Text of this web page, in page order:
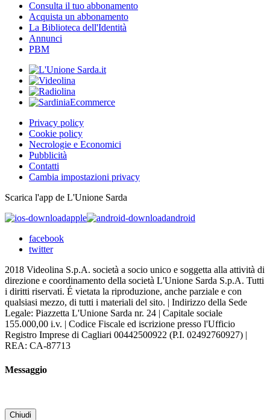
Consulta il tuo abbonamento
Acquista un abbonamento
La Biblioteca dell'Identità
Annunci
PBM
Privacy policy
Cookie policy
Necrologie e Economici
Pubblicità
Contatti
Cambia impostazioni privacy
Scarica l'app de L'Unione Sarda
apple
android
facebook
twitter
2018 Videolina S.p.A. società a socio unico e soggetta alla attività di
direzione e coordinamento della società L'Unione Sarda S.p.A. Tutti
i diritti riservati. É vietata la riproduzione, anche parziale e con
qualsiasi mezzo, di tutti i materiali del sito. | Indirizzo della Sede
Legale: Piazzetta L'Unione Sarda nr. 24 | Capitale sociale
155.000,00 i.v. | Codice Fiscale ed iscrizione presso l'Ufficio
Registro Imprese di Cagliari 00442500922 (P.I. 02492760927) |
REA: CA-87713
Messaggio
Chiudi